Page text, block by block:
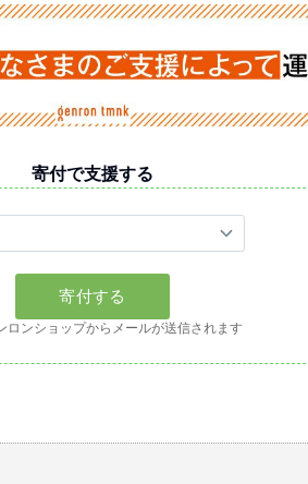
寄付で支援する
ロンショップからメールが送信されます